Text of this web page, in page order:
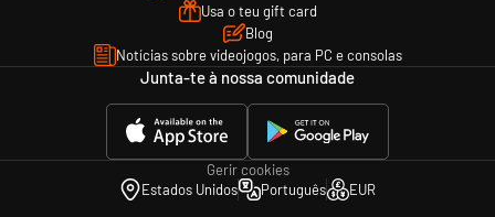
Usa o teu gift card
Blog
Notícias sobre videojogos, para PC e consolas
Junta-te à nossa comunidade
Gerir cookies
Estados Unidos
Português EUR